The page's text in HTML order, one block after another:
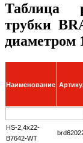
Таблица
трубки
диаметром
Наименование
HS-2,4x22-
B7642-WT